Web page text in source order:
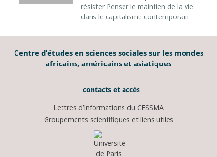
résister Penser le maintien de la vie
dans le capitalisme contemporain
Centre d’études en sciences sociales sur les mondes
africains, américains et asiatiques
contacts et accès
Lettres d’Informations du CESSMA
Groupements scientifiques et liens utiles